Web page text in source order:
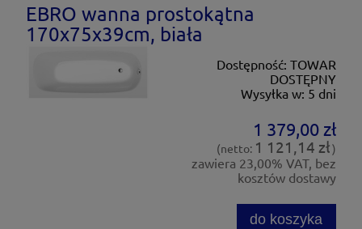
EBRO wanna prostokątna
170x75x39cm, biała
Dostępność: TOWAR
DOSTĘPNY
Wysyłka w: 5 dni
1 379,00 zł
(netto: 1 121,14 zł)
zawiera 23,00% VAT, bez
kosztów dostawy
do koszyka